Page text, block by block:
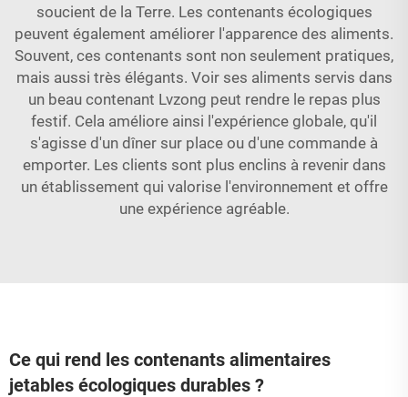
soucient de la Terre. Les contenants écologiques
peuvent également améliorer l'apparence des aliments.
Souvent, ces contenants sont non seulement pratiques,
mais aussi très élégants. Voir ses aliments servis dans
un beau contenant Lvzong peut rendre le repas plus
festif. Cela améliore ainsi l'expérience globale, qu'il
s'agisse d'un dîner sur place ou d'une commande à
emporter. Les clients sont plus enclins à revenir dans
un établissement qui valorise l'environnement et offre
une expérience agréable.
Ce qui rend les contenants alimentaires
jetables écologiques durables ?